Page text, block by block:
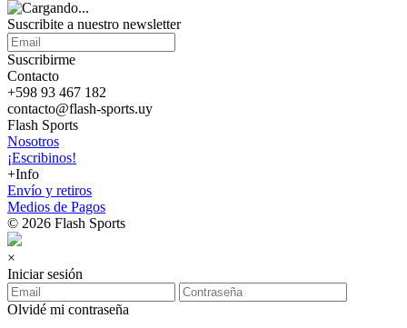
Suscribite a nuestro newsletter
Suscribirme
Contacto
+598 93 467 182
contacto@flash-sports.uy
Flash Sports
Nosotros
¡Escribinos!
+Info
Envío y retiros
Medios de Pagos
© 2026 Flash Sports
×
Iniciar sesión
Olvidé mi contraseña